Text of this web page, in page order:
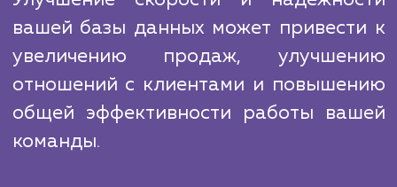
услуги, но наш подход отличается
анализа, вниманием к деталям и
стремлением к совершенству. Мы верим,
наши клиенты заслуживают лучшего, и
мы постоянно работаем над улучшением
услуг и процессов.